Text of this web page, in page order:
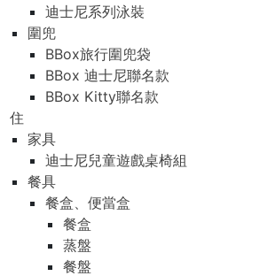
迪士尼系列泳裝
圍兜
BBox旅行圍兜袋
BBox 迪士尼聯名款
BBox Kitty聯名款
住
家具
迪士尼兒童遊戲桌椅組
餐具
餐盒、便當盒
餐盒
蒸盤
餐盤